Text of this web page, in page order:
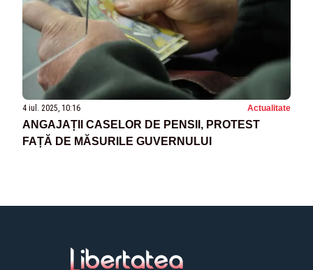
4 iul. 2025, 10:16 Actualitate
ANGAJAȚII CASELOR DE PENSII, PROTEST
FAȚĂ DE MĂSURILE GUVERNULUI